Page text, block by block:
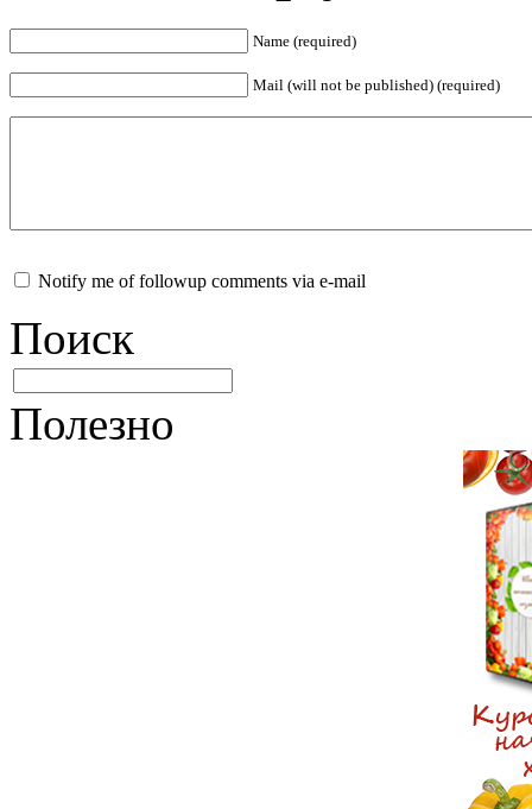
Name (required)
Mail (will not be published) (required)
Notify me of followup comments via e-mail
Поиск
Полезно